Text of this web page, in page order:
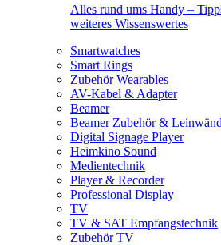
Alles rund ums Handy –
weiteres Wissenswertes
Smartwatches
Smart Rings
Zubehör Wearables
AV-Kabel & Adapter
Beamer
Beamer Zubehör &
Digital Signage Player
Heimkino Sound
Medientechnik
Player & Recorder
Professional Display
TV
TV & SAT Empfangstechnik
Zubehör TV